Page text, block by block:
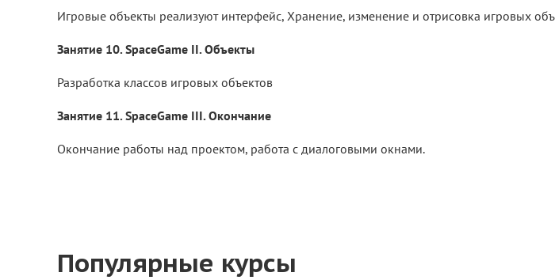
Игровые объекты реализуют интерфейс, Хранение, изменение и отрисовка игровых
Занятие 10. SpaceGame II. Объекты
Разработка классов игровых объектов
Занятие 11. SpaceGame III. Окончание
Окончание работы над проектом, работа с диалоговыми окнами.
Популярные курсы